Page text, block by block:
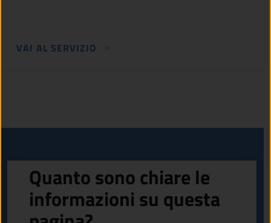
VAI AL SERVIZIO
Quanto sono chiare le
informazioni su questa